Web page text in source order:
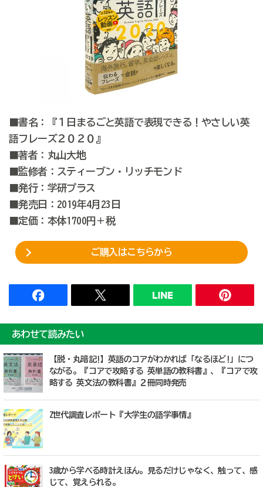
■書名：『１日まるごと英語で表現できる！やさしい英
語フレーズ２０２０』
■著者：丸山大地
■監修者：スティーブン・リッチモンド
■発行：学研プラス
■発売日：2019年4月23日
■定価：本体1700円＋税
ご購入はこちらから
あわせて読みたい
【脱・丸暗記!】英語のコアがわかれば「なるほど!」につ
ながる。『コアで攻略する 英単語の教科書』、『コアで攻
略する 英文法の教科書』２冊同時発売
Z世代調査レポート『大学生の語学事情』
3歳から学べる時計えほん。見るだけじゃなく、触って、感
じて、覚えられる。